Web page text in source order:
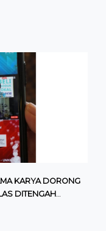
KARYA DORONG
DITENGAH